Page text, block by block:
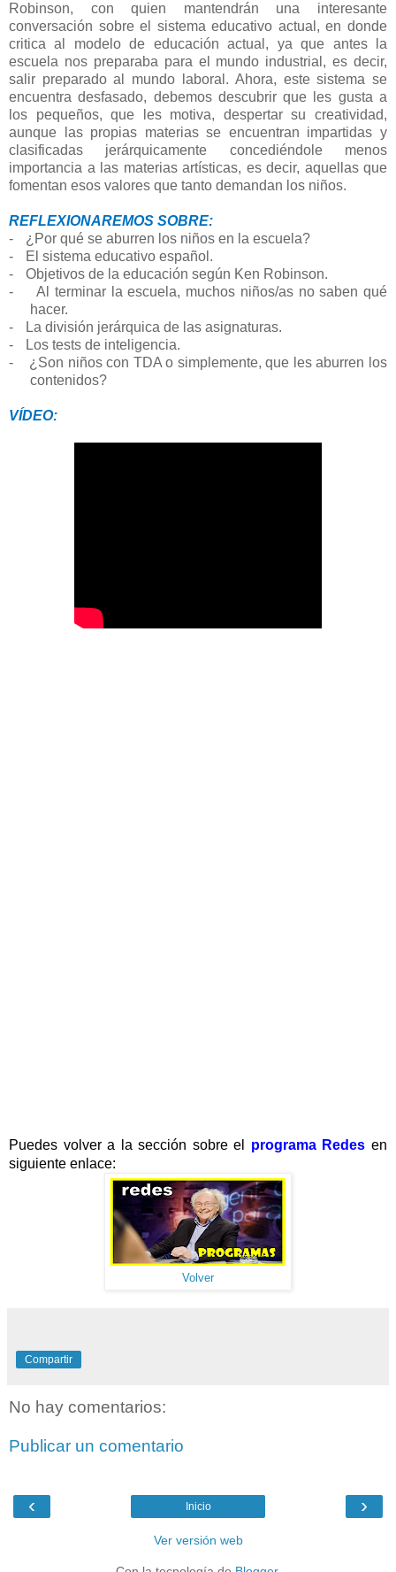
Robinson, con quien mantendrán una interesante
conversación sobre el sistema educativo actual, en donde
critica al modelo de educación actual, ya que antes la
escuela nos preparaba para el mundo industrial, es decir,
salir preparado al mundo laboral. Ahora, este sistema se
encuentra desfasado, debemos descubrir que les gusta a
los pequeños, que les motiva, despertar su creatividad,
aunque las propias materias se encuentran impartidas y
clasificadas jerárquicamente concediéndole menos
importancia a las materias artísticas, es decir, aquellas que
fomentan esos valores que tanto demandan los niños.
REFLEXIONAREMOS SOBRE:
-
¿Por qué se aburren los niños en la escuela?
-
El sistema educativo español.
-
Objetivos de la educación según Ken Robinson.
-
Al terminar la escuela, muchos niños/as no saben qué
hacer.
-
La división jerárquica de las asignaturas.
-
Los tests de inteligencia.
-
¿Son niños con TDA o simplemente, que les aburren los
contenidos?
VÍDEO:
Puedes volver a la sección sobre el programa Redes en
siguiente enlace:
Volver
Compartir
No hay comentarios:
Publicar un comentario
‹ ›
Inicio
Ver versión web